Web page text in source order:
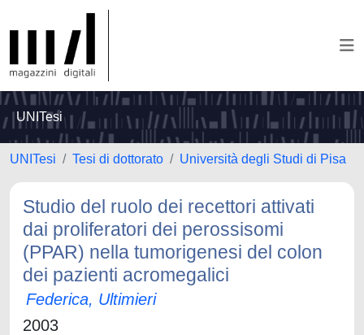
UNITesi
UNITesi Tesi di dottorato Università degli Studi di Pisa
Studio del ruolo dei recettori attivati
dai proliferatori dei perossisomi
(PPAR) nella tumorigenesi del colon
dei pazienti acromegalici
Federica, Ultimieri
2003